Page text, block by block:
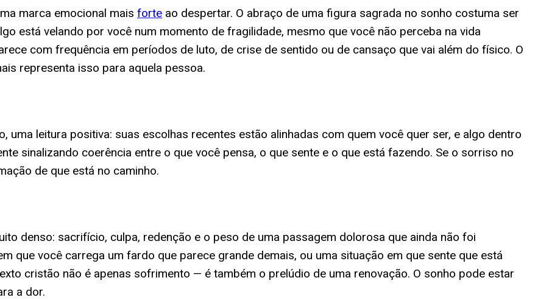
marca emocional mais forte ao despertar. O abraço de uma figura sagrada no sonho costuma ser
está velando por você num momento de fragilidade, mesmo que você não perceba na vida
com frequência em períodos de luto, de crise de sentido ou de cansaço que vai além do físico. O
representa isso para aquela pessoa.
uma leitura positiva: suas escolhas recentes estão alinhadas com quem você quer ser, e algo dentro
sinalizando coerência entre o que você pensa, o que sente e o que está fazendo. Se o sorriso no
de que está no caminho.
denso: sacrifício, culpa, redenção e o peso de uma passagem dolorosa que ainda não foi
que você carrega um fardo que parece grande demais, ou uma situação em que sente que está
cristão não é apenas sofrimento — é também o prelúdio de uma renovação. O sonho pode estar
a dor.